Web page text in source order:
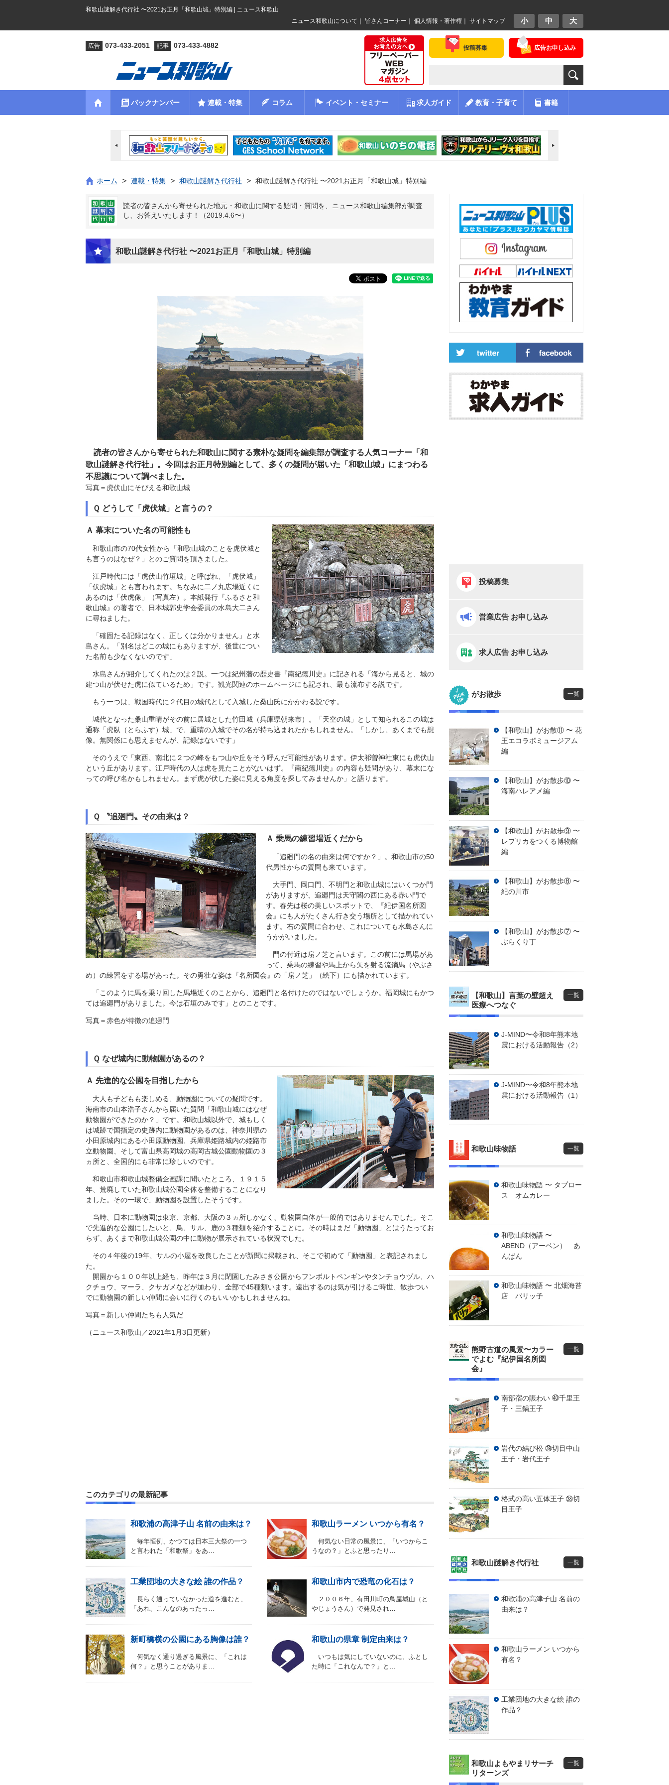
和歌山謎解き代行社 〜2021お正月「和歌山城」特別編 | ニュース和歌山
小 中 大
ニュース和歌山について 皆さんコーナー 個人情報・著作権｜ サイトマップ
広告お申し込み
投稿募集
広告 073-433-2051 記事 073-433-4882
バックナンバー 連載・特集 コラム イベント・セミナー 求人ガイド 教育・子育て 書籍
ホーム 連載・特集 和歌山謎解き代行社 和歌山謎解き代行社 〜2021お正月「和歌山城」特別編
読者の皆さんから寄せられた地元・和歌山に関する疑問・質問を、ニュース和歌山編集部が調査
し、お答えいたします！（2019.4.6〜）
和歌山謎解き代行社 〜2021お正月「和歌山城」特別編
読者の皆さんから寄せられた和歌山に関する素朴な疑問を編集部が調査する人気コーナー「和
歌山謎解き代行社」。今回はお正月特別編として、多くの疑問が届いた「和歌山城」にまつわる
不思議について調べました。
写真＝虎伏山にそびえる和歌山城
Ｑ どうして「虎伏城」と言うの？
Ａ 幕末についた名の可能性も
和歌山市の70代女性から「和歌山城のことを虎伏城と
も言うのはなぜ？」とのご質問を頂きました。
江戸時代には「虎伏山竹垣城」と呼ばれ、「虎伏城」
「伏虎城」とも言われます。ちなみに二ノ丸広場近くに
あるのは「伏虎像」（写真左）。本紙発行『ふるさと和
歌山城』の著者で、日本城郭史学会委員の水島大二さん
に尋ねました。
「確固たる記録はなく、正しくは分かりません」と水
島さん。「別名はどこの城にもありますが、後世につい
た名前も少なくないのです」
水島さんが紹介してくれたのは２説。一つは紀州藩の歴史書『南紀徳川史』に記される「海から見ると、城の
建つ山が伏せた虎に似ているため」です。観光関連のホームページにも記され、最も流布する説です。
もう一つは、戦国時代に２代目の城代として入城した桑山氏にかかわる説です。
城代となった桑山重晴がその前に居城とした竹田城（兵庫県朝来市）。「天空の城」として知られるこの城は
通称「虎臥（とらふす）城」で、重晴の入城でその名が持ち込まれたかもしれません。「しかし、あくまでも想
像。無関係にも思えませんが、記録はないです」
そのうえで「東西、南北に２つの峰をもつ山や丘をそう呼んだ可能性があります。伊太祁曽神社東にも虎伏山
という丘があります。江戸時代の人は虎を見たことがないはず。『南紀徳川史』の内容も疑問があり、幕末にな
っての呼び名かもしれません。まず虎が伏した姿に見える角度を探してみませんか」と語ります。
Ｑ 〝追廻門〟その由来は？
Ａ 乗馬の練習場近くだから
「追廻門の名の由来は何ですか？」。和歌山市の50
代男性からの質問も来ています。
大手門、岡口門、不明門と和歌山城にはいくつか門
がありますが、追廻門は天守閣の西にある赤い門で
す。春先は桜の美しいスポットで、『紀伊国名所図
会』にも人がたくさん行き交う場所として描かれてい
ます。右の質問に合わせ、これについても水島さんに
うかがいました。
門の付近は扇ノ芝と言います。この前には馬場があ
って、乗馬の練習や馬上から矢を射る流鏑馬（やぶさ
め）の練習をする場があった。その勇壮な姿は『名所図会』の「扇ノ芝」（絵下）にも描かれています。
「このように馬を乗り回した馬場近くのことから、追廻門と名付けたのではないでしょうか。福岡城にもかつ
ては追廻門がありました。今は石垣のみです」とのことです。
写真＝赤色が特徴の追廻門
Ｑ なぜ城内に動物園があるの？
Ａ 先進的な公園を目指したから
大人も子どもも楽しめる、動物園についての疑問です。
海南市の山本浩子さんから届いた質問「和歌山城にはなぜ
動物園ができたのか？」です。和歌山城以外で、城もしく
は城跡で国指定の史跡内に動物園があるのは、神奈川県の
小田原城内にある小田原動物園、兵庫県姫路城内の姫路市
立動物園、そして富山県高岡城の高岡古城公園動物園の３
ヵ所と、全国的にも非常に珍しいのです。
和歌山市和歌山城整備企画課に聞いたところ、１９１５
年、荒廃していた和歌山城公園全体を整備することになり
ました。その一環で、動物園を設置したそうです。
当時、日本に動物園は東京、京都、大阪の３ヵ所しかなく、動物園自体が一般的ではありませんでした。そこ
で先進的な公園にしたいと、鳥、サル、鹿の３種類を紹介することに。その時はまだ「動物園」とはうたってお
らず、あくまで和歌山城公園の中に動物が展示されている状況でした。
その４年後の19年、サルの小屋を改良したことが新聞に掲載され、そこで初めて「動物園」と表記されまし
た。
開園から１００年以上経ち、昨年は３月に閉園したみさき公園からフンボルトペンギンやタンチョウヅル、ハ
クチョウ、マーラ、クサガメなどが加わり、全部で45種類います。遠出するのは気が引けるご時世、散歩つい
でに動物園の新しい仲間に会いに行くのもいいかもしれませんね。
写真＝新しい仲間たちも人気だ
（ニュース和歌山／2021年1月3日更新）
このカテゴリの最新記事
和歌浦の高津子山 名前の由来は？
毎年恒例、かつては日本三大祭の一つ
と言われた「和歌祭」をあ…
和歌山ラーメン いつから有名？
何気ない日常の風景に、「いつからこ
うなの？」とふと思ったり…
工業団地の大きな絵 誰の作品？
長らく通っていなかった道を進むと、
「あれ、こんなのあったっ…
和歌山市内で恐竜の化石は？
２００６年、有田川町の鳥屋城山（と
やじょうさん）で発見され…
新町橋横の公園にある胸像は誰？
何気なく通り過ぎる風景に、「これは
何？」と思うことがありま…
和歌山の県章 制定由来は？
いつもは気にしていないのに、ふとし
た時に「これなんで？」と…
投稿募集
営業広告 お申し込み
求人広告 お申し込み
がお散歩 一覧
【和歌山】がお散⑪ 〜 花
王エコラボミュージアム
編
【和歌山】がお散歩⑩ 〜
海南ハレアメ編
【和歌山】がお散歩⑨ 〜
レプリカをつくる博物館
編
【和歌山】がお散歩⑧ 〜
紀の川市
【和歌山】がお散歩⑦ 〜
ぶらくり丁
【和歌山】言葉の壁超え
医療へつなぐ
一覧
J-MIND〜令和8年熊本地
震における活動報告（2）
J-MIND〜令和8年熊本地
震における活動報告（1）
和歌山味物語 一覧
和歌山味物語 〜 タプロー
ス オムカレー
和歌山味物語 〜
ABEND（アーベン） あ
んぱん
和歌山味物語 〜 北畑海苔
店 パリッ子
熊野古道の風景〜カラー
でよむ『紀伊国名所図
会』
一覧
南部宿の賑わい ㊵千里王
子・三鍋王子
岩代の結び松 ㊴切目中山
王子・岩代王子
格式の高い五体王子 ㊳切
目王子
和歌山謎解き代行社 一覧
和歌浦の高津子山 名前の
由来は？
和歌山ラーメン いつから
有名？
工業団地の大きな絵 誰の
作品？
和歌山よもやまリサーチ
リターンズ
一覧